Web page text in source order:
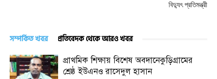
বিদ্যুৎ প্রতিমন্ত্রী
সম্পর্কিত খবর প্রতিবেদক থেকে আরও খবর
প্রাথমিক শিক্ষায় বিশেষ অবদানেকুড়িগ্রামের
শ্রেষ্ঠ ইউএনও রাসেদুল হাসান